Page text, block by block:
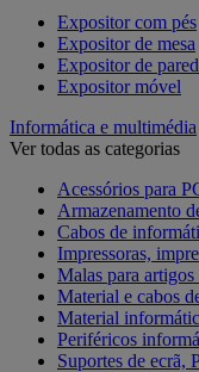
Expositor com pés
Expositor de mesa
Expositor de
Expositor móvel
Informática e multimédia
Ver todas as categorias
Acessórios para
Armazenamento
Cabos de
Impressoras,
Malas para
Material e cabos
Material
Periféricos
Suportes de ecrã,